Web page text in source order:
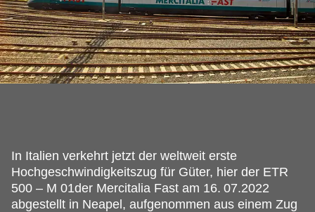
In Italien verkehrt jetzt der weltweit erste
Hochgeschwindigkeitszug für Güter, hier der ETR
500 – M 01der Mercitalia Fast am 16. 07.2022
abgestellt in Neapel, aufgenommen aus einem Zug